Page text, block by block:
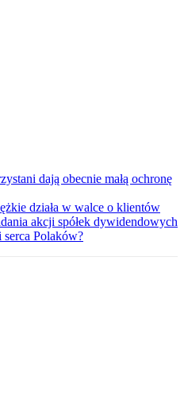
dają obecnie małą ochronę
działa w walce o klientów
akcji spółek dywidendowych
Polaków?